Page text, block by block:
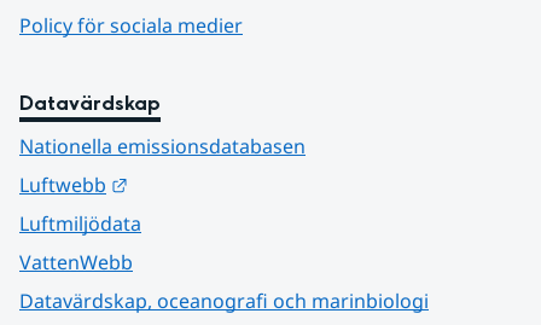
Policy för sociala medier
Datavärdskap
Nationella emissionsdatabasen
Luftwebb
Luftmiljödata
VattenWebb
Datavärdskap, oceanografi och marinbiologi